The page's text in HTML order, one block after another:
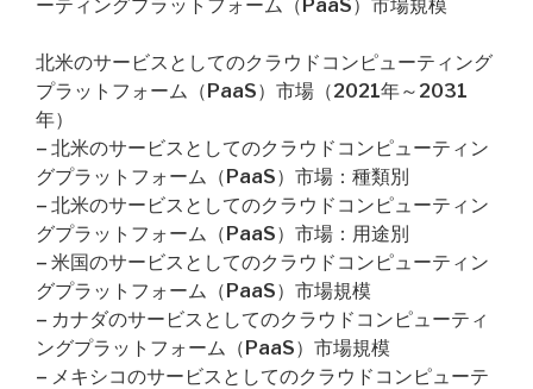
ーティングプラットフォーム（PaaS）市場規模
北米のサービスとしてのクラウドコンピューティング
プラットフォーム（PaaS）市場（2021年～2031
年）
– 北米のサービスとしてのクラウドコンピューティン
グプラットフォーム（PaaS）市場：種類別
– 北米のサービスとしてのクラウドコンピューティン
グプラットフォーム（PaaS）市場：用途別
– 米国のサービスとしてのクラウドコンピューティン
グプラットフォーム（PaaS）市場規模
– カナダのサービスとしてのクラウドコンピューティ
ングプラットフォーム（PaaS）市場規模
– メキシコのサービスとしてのクラウドコンピューテ